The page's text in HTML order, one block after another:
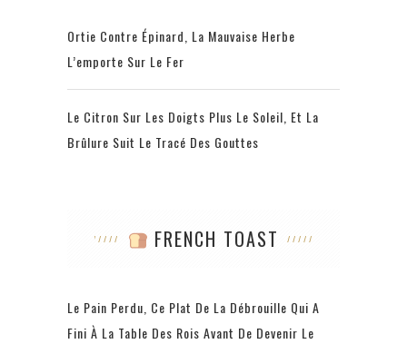
Ortie Contre Épinard, La Mauvaise Herbe
L’emporte Sur Le Fer
Le Citron Sur Les Doigts Plus Le Soleil, Et La
Brûlure Suit Le Tracé Des Gouttes
FRENCH TOAST
Le Pain Perdu, Ce Plat De La Débrouille Qui A
Fini À La Table Des Rois Avant De Devenir Le